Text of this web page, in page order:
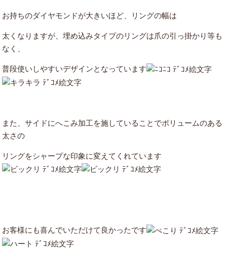
お持ちのダイヤモンドが大きいほど、リングの幅は
太くなりますが、埋め込みタイプのリングは爪の引っ掛かり等も
なく、
普段使いしやすいデザインとなっています
また、サイドにへこみ加工を施していることでボリュームのある
太さの
リングをシャープな印象に変えてくれています
お客様にも喜んでいただけて良かったです